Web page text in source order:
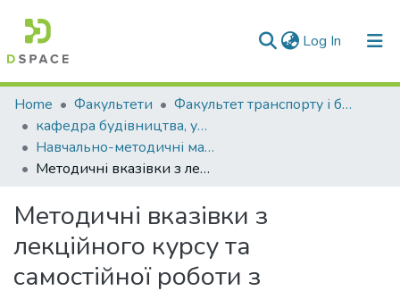
Log In (current)
Communities & Collections
All of DSpace
Statistics
Home Факультети
Факультет транспорту і будівництва
кафедра будівництва, урбаністики та просторового планування
Навчально-методичні матеріали (КБУтаПП)
Методичні вказівки з лекційного курсу та самостійної роботи з дисципліни «Сучасні комп’ютерні технології у будівництві» (для здобувачів вищої освіти спеціальності 192 «Будівництво та цивільна інженерія» усіх форм навчання)
Методичні вказівки з
лекційного курсу та
самостійної роботи з